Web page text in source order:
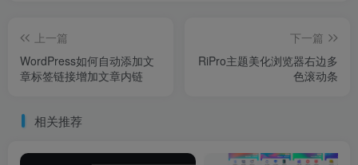
上一篇
WordPress如何自动添加文
章标签链接增加文章内链
下一篇
RiPro主题美化浏览器右边多
色滚动条
相关推荐